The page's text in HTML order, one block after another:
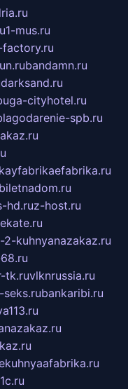
1-mus.ru
factory.ru
bandamn.ru
darksand.ru
cityhotel.ru
spb.ru
biletnadom.ru
hd.ruz-host.ru
2-kuhnyanazakaz.ru
tk.ruvlknrussia.ru
bankaribi.ru